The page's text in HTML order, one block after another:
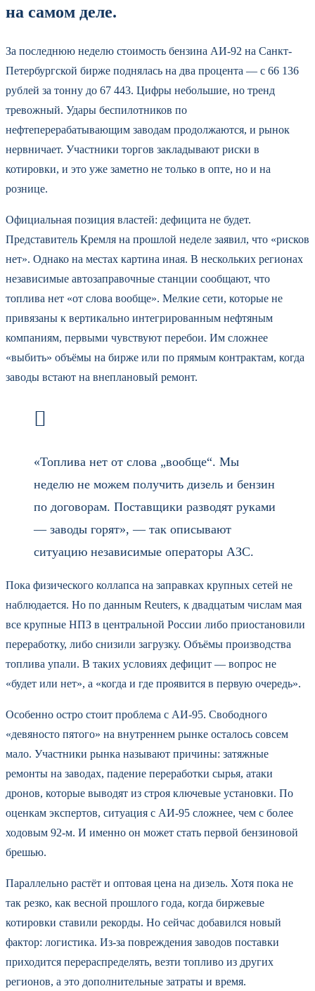
на самом деле.
За последнюю неделю стоимость бензина АИ-92 на Санкт-
Петербургской бирже поднялась на два процента — с 66 136
рублей за тонну до 67 443. Цифры небольшие, но тренд
тревожный. Удары беспилотников по
нефтеперерабатывающим заводам продолжаются, и рынок
нервничает. Участники торгов закладывают риски в
котировки, и это уже заметно не только в опте, но и на
рознице.
Официальная позиция властей: дефицита не будет.
Представитель Кремля на прошлой неделе заявил, что «рисков
нет». Однако на местах картина иная. В нескольких регионах
независимые автозаправочные станции сообщают, что
топлива нет «от слова вообще». Мелкие сети, которые не
привязаны к вертикально интегрированным нефтяным
компаниям, первыми чувствуют перебои. Им сложнее
«выбить» объёмы на бирже или по прямым контрактам, когда
заводы встают на внеплановый ремонт.
«Топлива нет от слова „вообще“. Мы
неделю не можем получить дизель и бензин
по договорам. Поставщики разводят руками
— заводы горят», — так описывают
ситуацию независимые операторы АЗС.
Пока физического коллапса на заправках крупных сетей не
наблюдается. Но по данным Reuters, к двадцатым числам мая
все крупные НПЗ в центральной России либо приостановили
переработку, либо снизили загрузку. Объёмы производства
топлива упали. В таких условиях дефицит — вопрос не
«будет или нет», а «когда и где проявится в первую очередь».
Особенно остро стоит проблема с АИ-95. Свободного
«девяносто пятого» на внутреннем рынке осталось совсем
мало. Участники рынка называют причины: затяжные
ремонты на заводах, падение переработки сырья, атаки
дронов, которые выводят из строя ключевые установки. По
оценкам экспертов, ситуация с АИ-95 сложнее, чем с более
ходовым 92-м. И именно он может стать первой бензиновой
брешью.
Параллельно растёт и оптовая цена на дизель. Хотя пока не
так резко, как весной прошлого года, когда биржевые
котировки ставили рекорды. Но сейчас добавился новый
фактор: логистика. Из-за повреждения заводов поставки
приходится перераспределять, везти топливо из других
регионов, а это дополнительные затраты и время.